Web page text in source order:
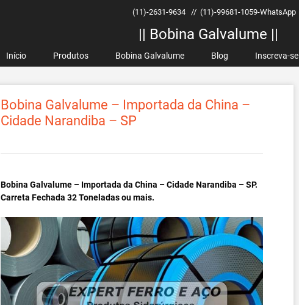
(11)-2631-9634 // (11)-99681-1059-WhatsApp
|| Bobina Galvalume ||
Início Produtos Bobina Galvalume Blog Inscreva-se
Bobina Galvalume – Importada da China –
Cidade Narandiba – SP
Bobina Galvalume – Importada da China – Cidade Narandiba – SP.
Carreta Fechada 32 Toneladas ou mais.